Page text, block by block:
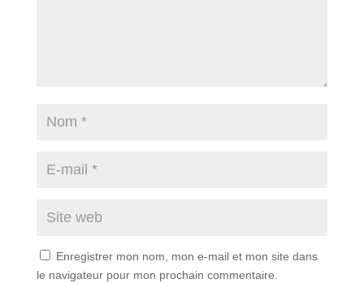
Enregistrer mon nom, mon e-mail et mon site dans
le navigateur pour mon prochain commentaire.